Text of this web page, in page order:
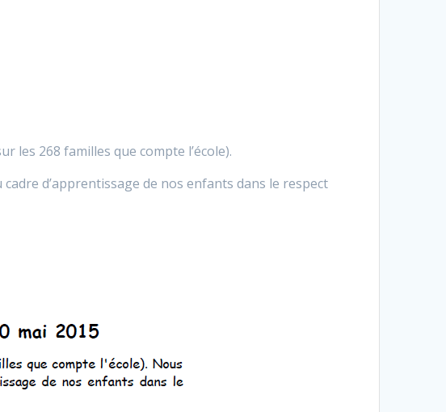
les 268 familles que compte l’école).
d’apprentissage de nos enfants dans le respect